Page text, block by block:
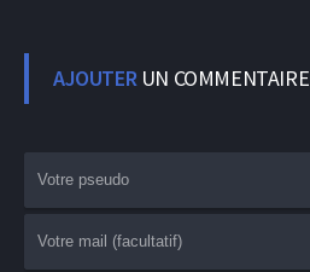
AJOUTERUN COMMENTAIRE